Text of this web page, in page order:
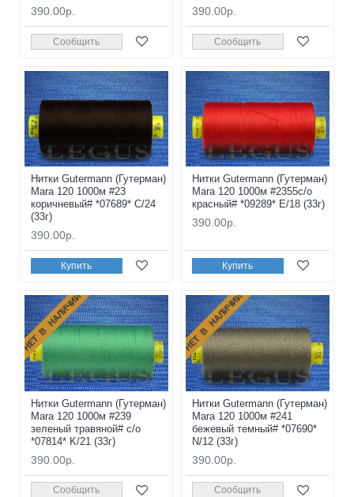
390.00р.
Сообщить
390.00р.
Сообщить
Нитки Gutermann (Гутерман)
Mara 120 1000м #23
коричневый# *07689* C/24
(33г)
390.00р.
Купить
Нитки Gutermann (Гутерман)
Mara 120 1000м #2355с/о
красный# *09289* E/18 (33г)
390.00р.
Купить
НЕТ В НАЛИЧИИ
Нитки Gutermann (Гутерман)
Mara 120 1000м #239
зеленый травяной# с/о
*07814* K/21 (33г)
390.00р.
Сообщить
НЕТ В НАЛИЧИИ
Нитки Gutermann (Гутерман)
Mara 120 1000м #241
бежевый темный# *07690*
N/12 (33г)
390.00р.
Сообщить